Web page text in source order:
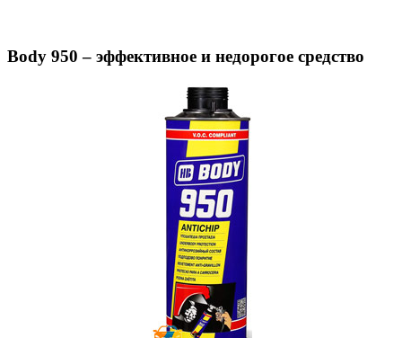
Body 950 – эффективное и недорогое средство